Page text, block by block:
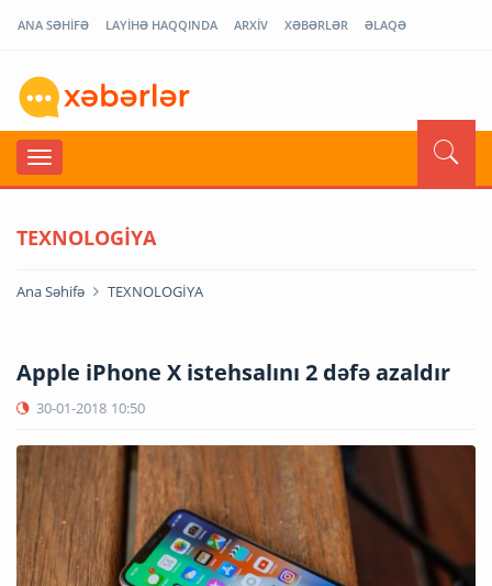
ANA SƏHİFƏ LAYİHƏ HAQQINDA ARXİV XƏBƏRLƏR ƏLAQƏ
TEXNOLOGİYA
Ana Səhifə TEXNOLOGİYA
Apple iPhone X istehsalını 2 dəfə azaldır
30-01-2018 10:50